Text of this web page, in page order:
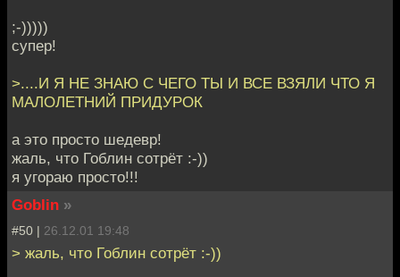
;-)))))
супер!
>....И Я НЕ ЗНАЮ С ЧЕГО ТЫ И ВСЕ ВЗЯЛИ ЧТО Я
МАЛОЛЕТНИЙ ПРИДУРОК
а это просто шедевр!
жаль, что Гоблин сотрёт :-))
я угораю просто!!!
Goblin »
#50 | 26.12.01 19:48
> жаль, что Гоблин сотрёт :-))